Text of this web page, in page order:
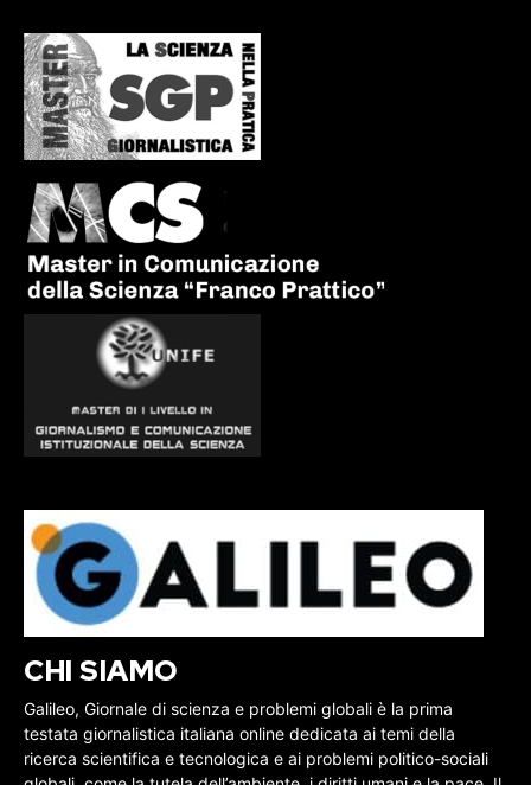
CHI SIAMO
Galileo, Giornale di scienza e problemi globali è la prima
testata giornalistica italiana online dedicata ai temi della
ricerca scientifica e tecnologica e ai problemi politico-sociali